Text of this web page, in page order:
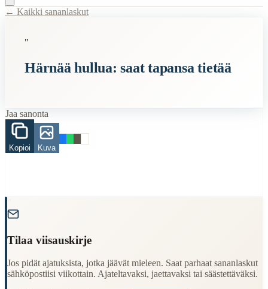
Semantic Themes
Hullut
Related Topics
Finding quotes for speeches or writing
Cultural Context
← Kaikki sananlaskut
"
Härnää hullua: saat tapansa tietää
Jaa sanonta
Kopioi Kuva
Tilaa viisauskirje
Jos pidät ajatuksista, jotka jäävät mieleen. Saat parhaat sananlaskut
sähköpostiisi viikottain. Ajateltavaksi, jaettavaksi tai säästettäväksi.